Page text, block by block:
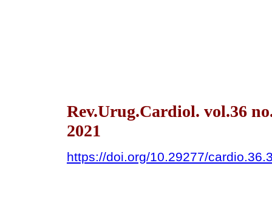
Rev.Urug.Cardiol. vol.36
2021
https://doi.org/10.29277/